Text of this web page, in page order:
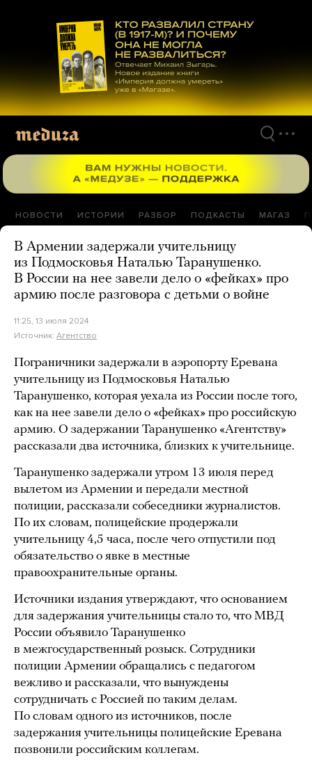
материалам
НОВОСТИ ИСТОРИИ РАЗБОР ПОДКАСТЫ МАГАЗ
В Армении задержали учительницу
из Подмосковья Наталью Таранушенко.
В России на нее завели дело о «фейках» про
армию после разговора с детьми о войне
11:25, 13 июля 2024
Источник: Агентство
Пограничники задержали в аэропорту Еревана
учительницу из Подмосковья Наталью
Таранушенко, которая уехала из России после того,
как на нее завели дело о «фейках» про российскую
армию. О задержании Таранушенко «Агентству»
рассказали два источника, близких к учительнице.
Таранушенко задержали утром 13 июля перед
вылетом из Армении и передали местной
полиции, рассказали собеседники журналистов.
По их словам, полицейские продержали
учительницу 4,5 часа, после чего отпустили под
обязательство о явке в местные
правоохранительные органы.
Источники издания утверждают, что основанием
для задержания учительницы стало то, что МВД
России объявило Таранушенко
в межгосударственный розыск. Сотрудники
полиции Армении обращались с педагогом
вежливо и рассказали, что вынуждены
сотрудничать с Россией по таким делам.
По словам одного из источников, после
задержания учительницы полицейские Еревана
позвонили российским коллегам.